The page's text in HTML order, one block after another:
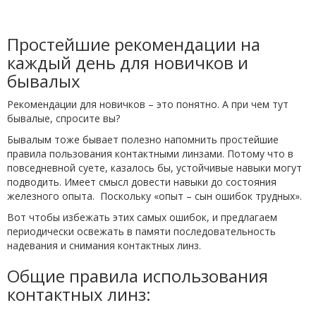
Простейшие рекомендации на
каждый день для новичков и
бывалых
Рекомендации для новичков – это понятно. А при чем тут
бывалые, спросите вы?
Бывалым тоже бывает полезно напомнить простейшие
правила пользования контактными линзами. Потому что в
повседневной суете, казалось бы, устойчивые навыки могут
подводить. Имеет смысл довести навыки до состояния
железного опыта. Поскольку «опыт – сын ошибок трудных».
Вот чтобы избежать этих самых ошибок, и предлагаем
периодически освежать в памяти последовательность
надевания и снимания контактных линз.
Общие правила использования
контактных линз: